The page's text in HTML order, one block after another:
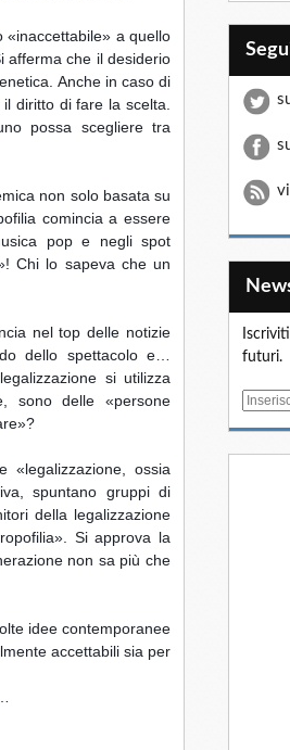
«inaccettabile» a quello
afferma che il desiderio
Anche in caso di
diritto di fare la scelta.
possa scegliere tra
non solo basata su
comincia a essere
pop e negli spot
Chi lo sapeva che un
nel top delle notizie
dello spettacolo e…
si utilizza
sono delle «persone
«legalizzazione, ossia
spuntano gruppi di
della legalizzazione
Si approva la
non sa più che
idee contemporanee
accettabili sia per
futuri.